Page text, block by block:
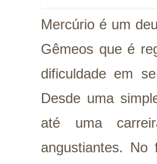
Mercúrio é um
Gêmeos que é
dificuldade em
Desde uma
até uma
angustiantes.